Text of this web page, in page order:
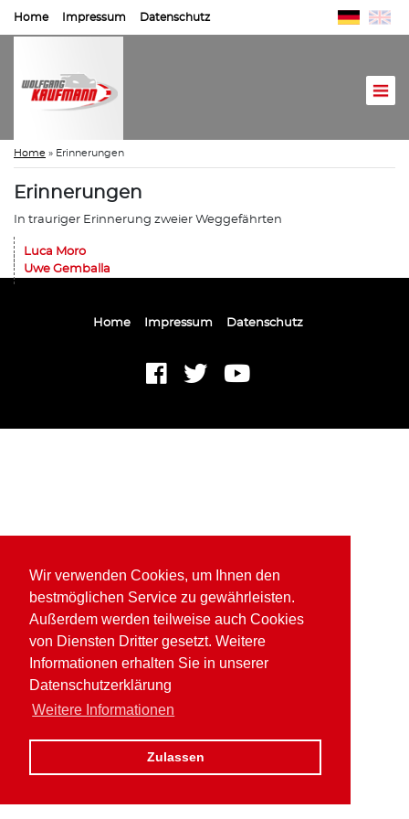
Wir verwenden Cookies, um Ihnen den
bestmöglichen Service zu gewährleisten.
Außerdem werden teilweise auch Cookies
von Diensten Dritter gesetzt. Weitere
Informationen erhalten Sie in unserer
Datenschutzerklärung
Weitere Informationen
Zulassen
Home Impressum Datenschutz
Home » Erinnerungen
Erinnerungen
In trauriger Erinnerung zweier Weggefährten
Luca Moro
Uwe Gemballa
Home Impressum Datenschutz